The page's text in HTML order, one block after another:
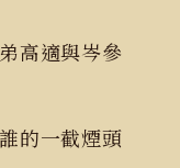
高適與岑參
的一截煙頭